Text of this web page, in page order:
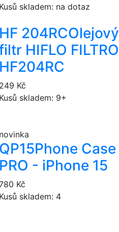
Kusů skladem: na dotaz
HF 204RCOlejový
HIFLO FILTRO
HF204RC
249 Kč
Kusů skladem: 9+
novinka
QP15Phone Case
PRO - iPhone 15
Kč
Kusů skladem: 4